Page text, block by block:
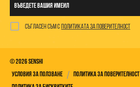
Съгласен съм с политиката за поверителност
©2026Senshi
Условия за ползване / Политика за поверителност